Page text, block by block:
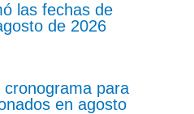
las fechas de
de 2026
cronograma para
en agosto